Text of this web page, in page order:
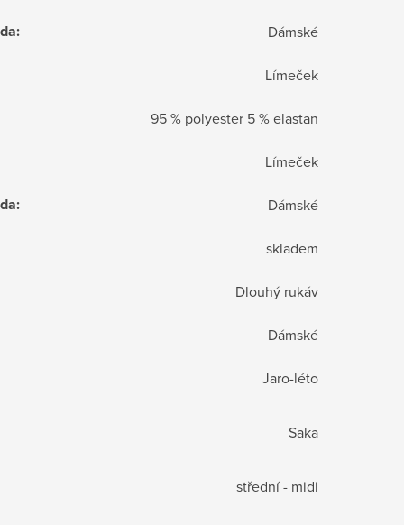
: Dámské
Límeček
95 % polyester 5 % elastan
Límeček
: Dámské
skladem
Dlouhý rukáv
Dámské
Jaro-léto
Saka
střední - midi